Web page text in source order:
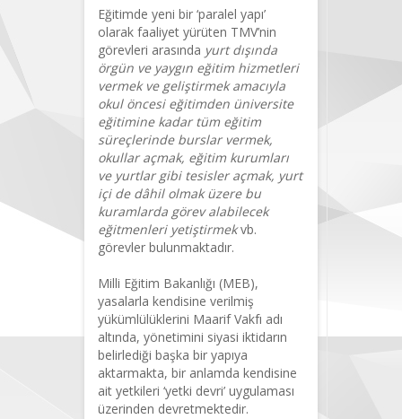
Eğitimde yeni bir ‘paralel yapı’
olarak faaliyet yürüten TMV’nin
görevleri arasında yurt dışında
örgün ve yaygın eğitim hizmetleri
vermek ve geliştirmek amacıyla
okul öncesi eğitimden üniversite
eğitimine kadar tüm eğitim
süreçlerinde burslar vermek,
okullar açmak, eğitim kurumları
ve yurtlar gibi tesisler açmak, yurt
içi de dâhil olmak üzere bu
kuramlarda görev alabilecek
eğitmenleri yetiştirmekvb.
görevler bulunmaktadır.
Milli Eğitim Bakanlığı (MEB),
yasalarla kendisine verilmiş
yükümlülüklerini Maarif Vakfı adı
altında, yönetimini siyasi iktidarın
belirlediği başka bir yapıya
aktarmakta, bir anlamda kendisine
ait yetkileri ‘yetki devri’ uygulaması
üzerinden devretmektedir.